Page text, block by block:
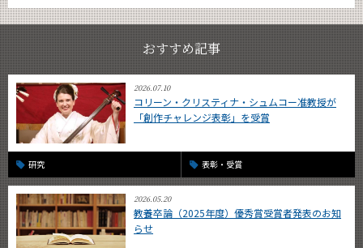
おすすめ記事
2026.07.10
コリーン・クリスティナ・シュムコー准教授が
「創作チャレンジ表彰」を受賞
研究 表彰・受賞
2026.05.20
教養卒論（2025年度）優秀賞受賞者発表のお知
らせ